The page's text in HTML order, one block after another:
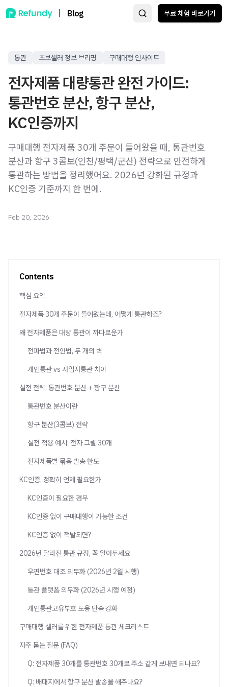
Blog 무료 체험 바로가기
통관 초보셀러 정보 브리핑 구매대행 인사이트
전자제품 대량통관 완전 가이드:
통관번호 분산, 항구 분산,
KC인증까지
구매대행 전자제품 30개 주문이 들어왔을 때, 통관번호
분산과 항구 3콤보(인천/평택/군산) 전략으로 안전하게
통관하는 방법을 정리했어요. 2026년 강화된 규정과
KC인증 기준까지 한 번에.
Feb 20, 2026
Contents
핵심 요약
전자제품 30개 주문이 들어왔는데, 어떻게 통관하죠?
왜 전자제품은 대량 통관이 까다로운가
전파법과 전안법, 두 개의 벽
개인통관 vs 사업자통관 차이
실전 전략: 통관번호 분산 + 항구 분산
통관번호 분산이란
항구 분산(3콤보) 전략
실전 적용 예시: 전자 그릴 30개
전자제품별 묶음 발송 한도
KC인증, 정확히 언제 필요한가
KC인증이 필요한 경우
KC인증 없이 구매대행이 가능한 조건
KC인증 없이 적발되면?
2026년 달라진 통관 규정, 꼭 알아두세요
우편번호 대조 의무화 (2026년 2월 시행)
통관 플랫폼 의무화 (2026년 시행 예정)
개인통관고유부호 도용 단속 강화
구매대행 셀러를 위한 전자제품 통관 체크리스트
자주 묻는 질문 (FAQ)
Q: 전자제품 30개를 통관번호 30개로 주소 같게 보내면 되나요?
Q: 배대지에서 항구 분산 발송을 해주나요?